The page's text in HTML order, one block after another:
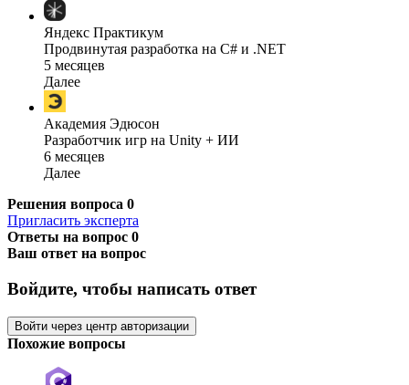
Яндекс Практикум
Продвинутая разработка на C# и .NET
5 месяцев
Далее
Академия Эдюсон
Разработчик игр на Unity + ИИ
6 месяцев
Далее
Решения вопроса 0
Пригласить эксперта
Ответы на вопрос 0
Ваш ответ на вопрос
Войдите, чтобы написать ответ
Войти через центр авторизации
Похожие вопросы